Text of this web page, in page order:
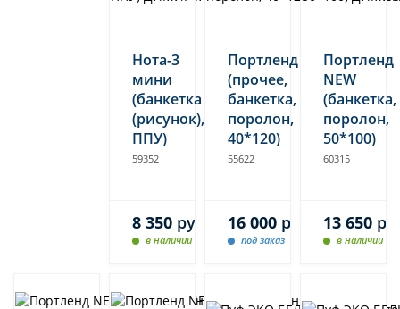
Нота-3
мини
(банкетка
(рисунок),
ППУ)
59352
8 350 руб.
в наличии
Портленд
(прочее,
банкетка,
поролон,
40*120)
55622
16 000 руб.
под заказ
Портленд
NEW
(банкетка,
поролон,
50*100)
60315
13 650
в наличии